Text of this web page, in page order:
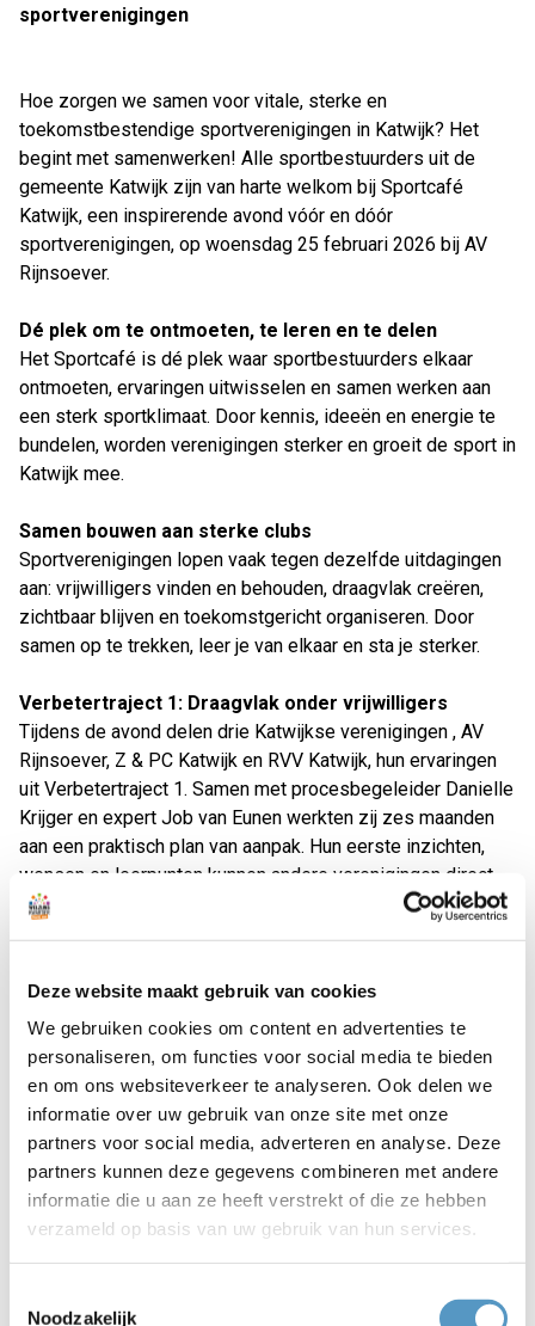
Deze website maakt gebruik van cookies
We gebruiken cookies om content en advertenties te
personaliseren, om functies voor social media te bieden
en om ons websiteverkeer te analyseren. Ook delen we
informatie over uw gebruik van onze site met onze
partners voor social media, adverteren en analyse. Deze
partners kunnen deze gegevens combineren met andere
informatie die u aan ze heeft verstrekt of die ze hebben
verzameld op basis van uw gebruik van hun services.
Noodzakelijk
sportverenigingen
Hoe zorgen we samen voor vitale, sterke en
toekomstbestendige sportverenigingen in Katwijk? Het
begint met samenwerken! Alle sportbestuurders uit de
gemeente Katwijk zijn van harte welkom bij Sportcafé
Katwijk, een inspirerende avond vóór en dóór
sportverenigingen, op woensdag 25 februari 2026 bij AV
Rijnsoever.
Dé plek om te ontmoeten, te leren en te delen
Het Sportcafé is dé plek waar sportbestuurders elkaar
ontmoeten, ervaringen uitwisselen en samen werken aan
een sterk sportklimaat. Door kennis, ideeën en energie te
bundelen, worden verenigingen sterker en groeit de sport in
Katwijk mee.
Samen bouwen aan sterke clubs
Sportverenigingen lopen vaak tegen dezelfde uitdagingen
aan: vrijwilligers vinden en behouden, draagvlak creëren,
zichtbaar blijven en toekomstgericht organiseren. Door
samen op te trekken, leer je van elkaar en sta je sterker.
Verbetertraject 1: Draagvlak onder vrijwilligers
Tijdens de avond delen drie Katwijkse verenigingen , AV
Rijnsoever, Z & PC Katwijk en RVV Katwijk, hun ervaringen
uit Verbetertraject 1. Samen met procesbegeleider Danielle
Krijger en expert Job van Eunen werkten zij zes maanden
aan een praktisch plan van aanpak. Hun eerste inzichten,
wensen en leerpunten kunnen andere verenigingen direct
helpen.
Verbetertraject 2 gaat over slimme inzet van social media
op de club. De Sociaal Content Creators laten zien hoe
verenigingen hun zichtbaarheid en betrokkenheid kunnen
vergroten. Na afloop kunnen clubs zich direct inschrijven
voor dit nieuwe traject.
Netwerken, inspireren en verbinden
Het Sportcafé is meer dan een programma. Het is een kans
om collega-bestuurders te ontmoeten, in gesprek te gaan
samen aan een sterker en beter verbonden sportlandschap